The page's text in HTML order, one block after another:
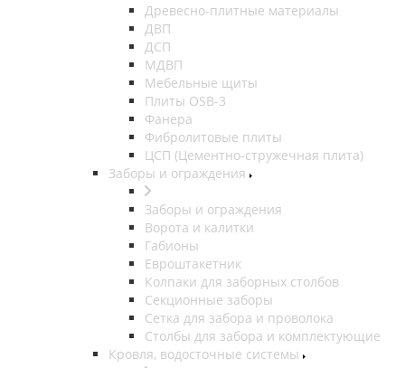
Древесно-плитные материалы
ДВП
ДСП
МДВП
Мебельные щиты
Плиты OSB-3
Фанера
Фибролитовые плиты
ЦСП (Цементно-стружечная плита)
Заборы и ограждения
Заборы и ограждения
Ворота и калитки
Габионы
Евроштакетник
Колпаки для заборных столбов
Секционные заборы
Сетка для забора и проволока
Столбы для забора и комплектующие
Кровля, водосточные системы